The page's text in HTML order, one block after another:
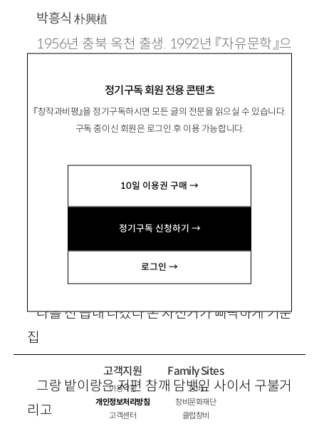
정기구독 회원 전용 콘텐츠
『창작과비평』을 정기구독하시면 모든 글의 전문을 읽으실 수 있습니다.
구독 중이신 회원은 로그인 후 이용 가능합니다.
10일 이용권 구매 →
정기구독 신청하기 →
로그인 →
박흥식 朴興植
1956년 충북 옥천 출생. 1992년 『자유문학』으
집
방문을 열면 푸른 파밭이 다 펼쳐져 있어
흰 빨래와 마른 햇살이 꼭 어울려 있고
나흘 전 읍내 나갔다 온 자전거가 삐딱하게 기운
집
그랑 밭이랑은 저편 참깨 담뱃잎 사이서 구불거
리고
고객지원
이용약관
개인정보처리방침
고객센터
Family Sites
창비
창비문화재단
클럽창비